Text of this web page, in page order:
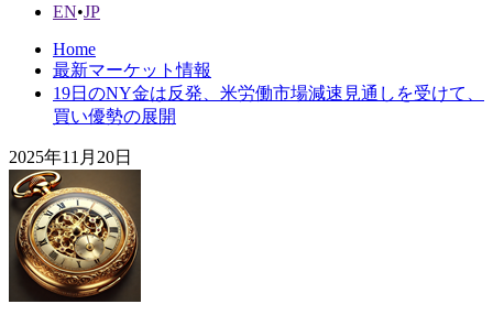
EN•JP
Home
最新マーケット情報
19日のNY金は反発、米労働市場減速見通しを受けて、
買い優勢の展開
2025年11月20日